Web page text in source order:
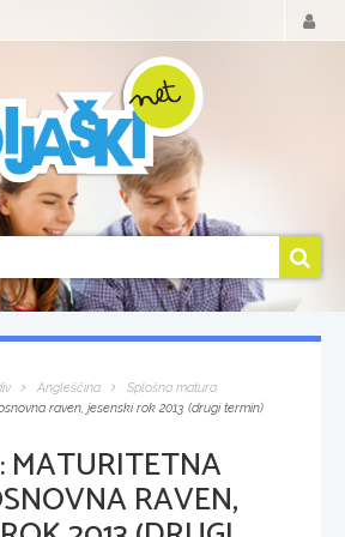
Angleščina
Splošna matura
raven, jesenski rok 2013 (drugi termin)
MATURITETNA
RAVEN,